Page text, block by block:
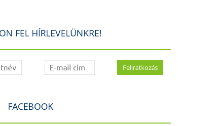
FEL HÍRLEVELÜNKRE!
FACEBOOK